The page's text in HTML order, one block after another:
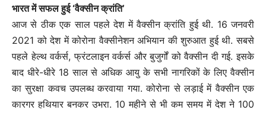
भारत में सफल हुई ‘वैक्सीन क्रांति’
आज से ठीक एक साल पहले देश में वैक्सीन क्रांति हुई थी. 16 जनवरी
2021 को देश में कोरोना वैक्सीनेशन अभियान की शुरुआत हुई थी. सबसे
पहले हेल्थ वर्कर्स, फ्रंटलाइन वर्कर्स और बुजुर्गों को वैक्सीन दी गई. इसके
बाद धीरे-धीरे 18 साल से अधिक आयु के सभी नागरिकों के लिए वैक्सीन
का सुरक्षा कवच उपलब्ध करवाया गया. कोरोना से लड़ाई में वैक्सीन एक
कारगर हथियार बनकर उभरा. 10 महीने से भी कम समय में देश ने 100